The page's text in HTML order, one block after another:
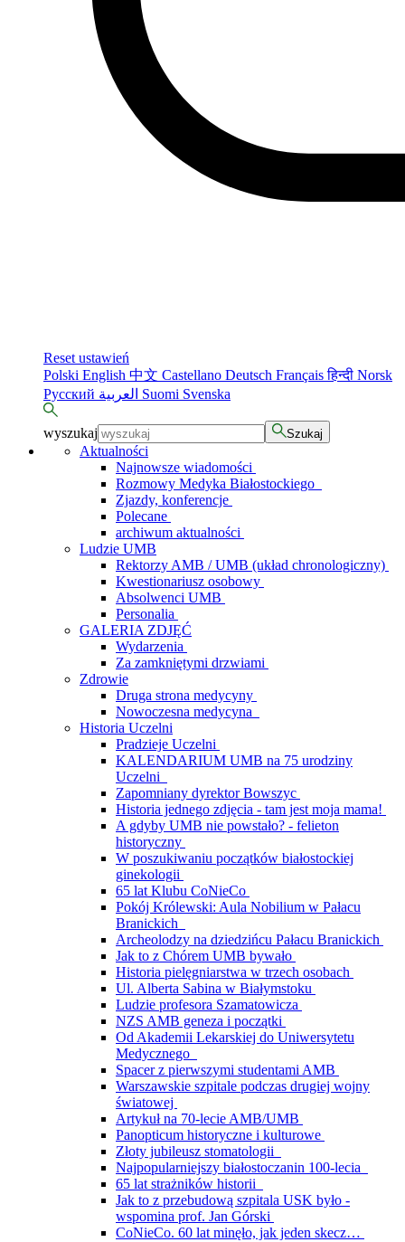
Reset ustawień
Polski English 中文 Castellano Deutsch Françaisहिन्दी Norsk
Русский
Suomi Svenska
wyszukaj Szukaj
Aktualności
Najnowsze wiadomości
Rozmowy Medyka Białostockiego
Zjazdy, konferencje
Polecane
archiwum aktualności
Ludzie UMB
Rektorzy AMB / UMB (układ chronologiczny)
Kwestionariusz osobowy
Absolwenci UMB
Personalia
GALERIA ZDJĘĆ
Wydarzenia
Za zamkniętymi drzwiami
Zdrowie
Druga strona medycyny
Nowoczesna medycyna
Historia Uczelni
Pradzieje Uczelni
KALENDARIUM UMB na 75 urodziny
Uczelni
Zapomniany dyrektor Bowszyc
Historia jednego zdjęcia - tam jest moja mama!
A gdyby UMB nie powstało? - felieton
historyczny
W poszukiwaniu początków białostockiej
ginekologii
65 lat Klubu CoNieCo
Pokój Królewski: Aula Nobilium w Pałacu
Branickich
Archeolodzy na dziedzińcu Pałacu Branickich
Jak to z Chórem UMB bywało
Historia pielęgniarstwa w trzech osobach
Ul. Alberta Sabina w Białymstoku
Ludzie profesora Szamatowicza
NZS AMB geneza i początki
Od Akademii Lekarskiej do Uniwersytetu
Medycznego
Spacer z pierwszymi studentami AMB
Warszawskie szpitale podczas drugiej wojny
światowej
Artykuł na 70-lecie AMB/UMB
Panopticum historyczne i kulturowe
Złoty jubileusz stomatologii
Najpopularniejszy białostoczanin 100-lecia
65 lat strażników historii
Jak to z przebudową szpitala USK było -
wspomina prof. Jan Górski
CoNieCo. 60 lat minęło, jak jeden skecz…